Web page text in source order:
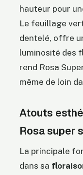
hauteur pour
Le feuillage
dentelé, offre
luminosité des
rend Rosa
même de loin
Atouts
Rosa super
La principale
dans sa